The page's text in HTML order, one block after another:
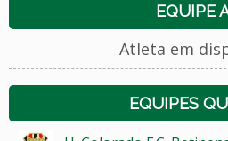
EQUIPE
Atleta em
EQUIPES